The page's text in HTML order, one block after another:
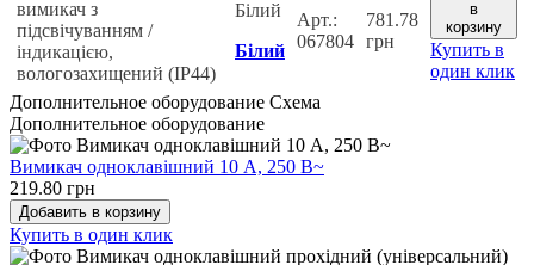
Білий
Арт.:
067804
781.78
грн
в
корзину
Купить в
один клик
Дополнительное оборудование Схема
Дополнительное оборудование
Вимикач одноклавішний 10 А, 250 В~
219.80 грн
Добавить в корзину
Купить в один клик